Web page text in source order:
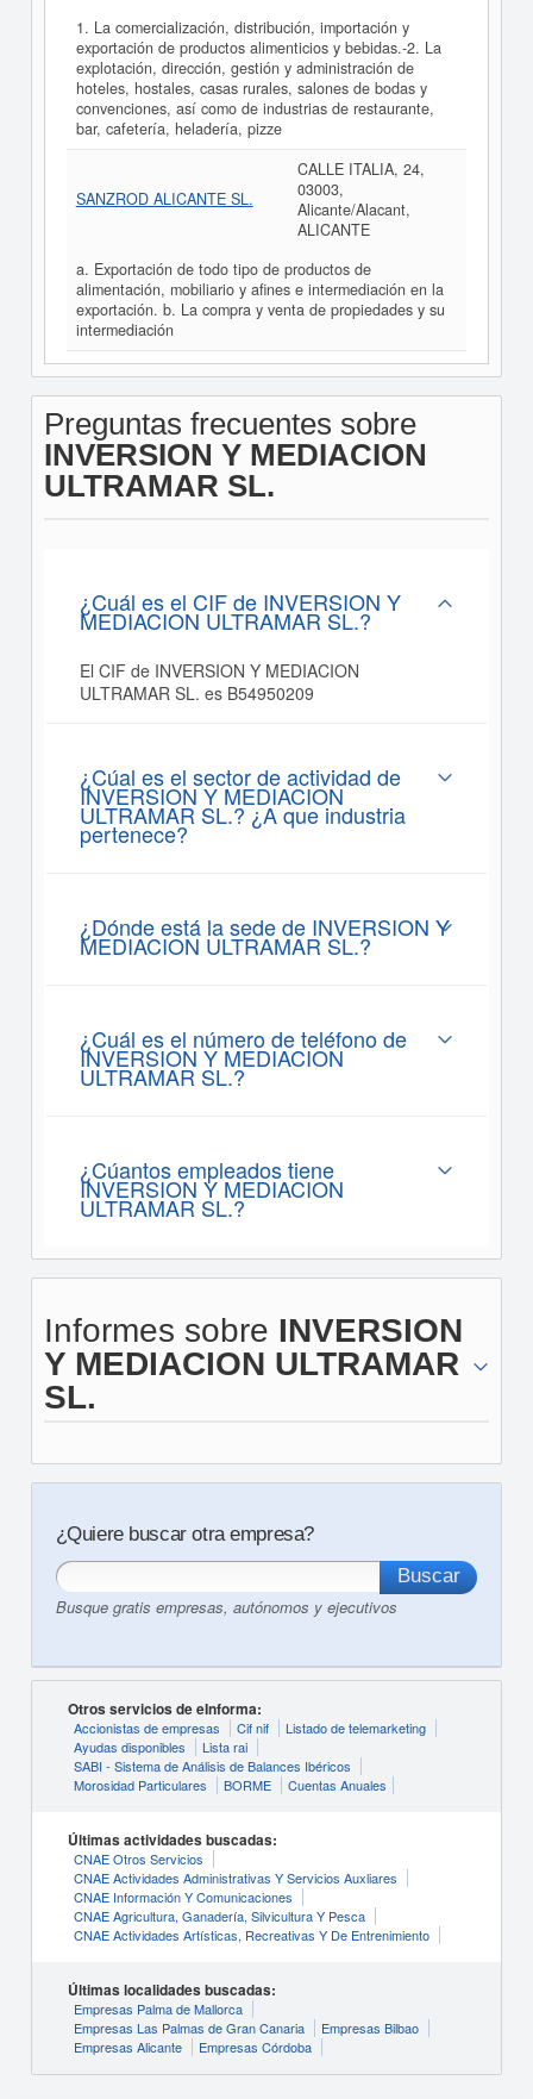
1. La comercialización, distribución, importación y
exportación de productos alimenticios y bebidas.-2. La
explotación, dirección, gestión y administración de
hoteles, hostales, casas rurales, salones de bodas y
convenciones, así como de industrias de restaurante,
bar, cafetería, heladería, pizze
SANZROD ALICANTE SL.
CALLE ITALIA, 24,
03003,
Alicante/Alacant,
ALICANTE
a. Exportación de todo tipo de productos de
alimentación, mobiliario y afines e intermediación en la
exportación. b. La compra y venta de propiedades y su
intermediación
Preguntas frecuentes sobre
INVERSION Y MEDIACION
ULTRAMAR SL.
¿Cuál es el CIF de INVERSION Y
MEDIACION ULTRAMAR SL.?
El CIF de INVERSION Y MEDIACION
ULTRAMAR SL. es B54950209
¿Cúal es el sector de actividad de
INVERSION Y MEDIACION
ULTRAMAR SL.? ¿A que industria
pertenece?
¿Dónde está la sede de INVERSION Y
MEDIACION ULTRAMAR SL.?
¿Cuál es el número de teléfono de
INVERSION Y MEDIACION
ULTRAMAR SL.?
¿Cúantos empleados tiene
INVERSION Y MEDIACION
ULTRAMAR SL.?
Informes sobre INVERSION
Y MEDIACION ULTRAMAR
SL.
¿Quiere buscar otra empresa?
Busque gratis empresas, autónomos y ejecutivos
Otros servicios de eInforma:
Accionistas de empresas Cif nif
Listado de telemarketing
Ayudas disponibles
Lista rai
SABI - Sistema de Análisis de Balances Ibéricos
Morosidad Particulares
BORME Cuentas Anuales
Últimas actividades buscadas:
CNAE Otros Servicios
CNAE Actividades Administrativas Y Servicios Auxliares
CNAE Información Y Comunicaciones
CNAE Agricultura, Ganadería, Silvicultura Y Pesca
CNAE Actividades Artísticas, Recreativas Y De Entrenimiento
Últimas localidades buscadas:
Empresas Palma de Mallorca
Empresas Las Palmas de Gran Canaria
Empresas Bilbao
Empresas Alicante
Empresas Córdoba